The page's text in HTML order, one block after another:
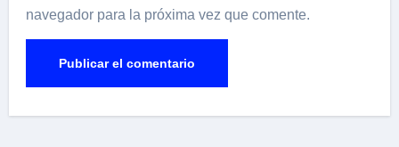
navegador para la próxima vez que comente.